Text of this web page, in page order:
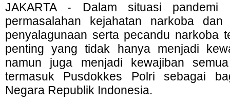
JAKARTA - Dalam situasi
permasalahan kejahatan narkoba dan
penyalagunaan serta pecandu narkoba
penting yang tidak hanya menjadi
namun juga menjadi kewajiban
termasuk Pusdokkes Polri sebagai
Negara Republik Indonesia.